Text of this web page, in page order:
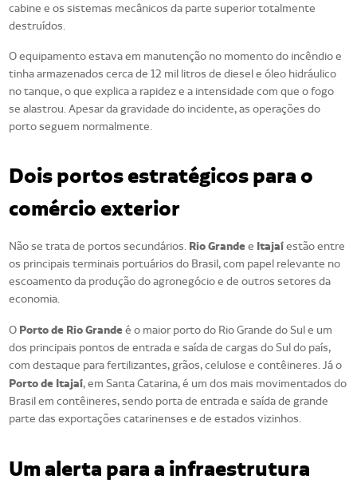
cabine e os sistemas mecânicos da parte superior totalmente
destruídos.
O equipamento estava em manutenção no momento do incêndio e
tinha armazenados cerca de 12 mil litros de diesel e óleo hidráulico
no tanque, o que explica a rapidez e a intensidade com que o fogo
se alastrou. Apesar da gravidade do incidente, as operações do
porto seguem normalmente.
Dois portos estratégicos para o
comércio exterior
Não se trata de portos secundários. Rio Grandee Itajaíestão entre
os principais terminais portuários do Brasil, com papel relevante no
escoamento da produção do agronegócio e de outros setores da
economia.
O Porto de Rio Grandeé o maior porto do Rio Grande do Sul e um
dos principais pontos de entrada e saída de cargas do Sul do país,
com destaque para fertilizantes, grãos, celulose e contêineres. Já o
Porto de Itajaí, em Santa Catarina, é um dos mais movimentados do
Brasil em contêineres, sendo porta de entrada e saída de grande
parte das exportações catarinenses e de estados vizinhos.
Um alerta para a infraestrutura